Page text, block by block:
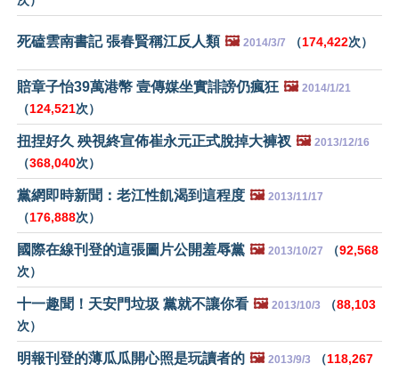
死磕雲南書記 張春賢稱江反人類 🖼️ 2014/3/7 （174,422次）
賠章子怡39萬港幣 壹傳媒坐實誹謗仍瘋狂 🖼️ 2014/1/21
（124,521次）
扭捏好久 殃視終宣佈崔永元正式脫掉大褲衩 🖼️ 2013/12/16
（368,040次）
黨網即時新聞：老江性飢渴到這程度 🖼️ 2013/11/17
（176,888次）
國際在線刊登的這張圖片公開羞辱黨 🖼️ 2013/10/27 （92,568
次）
十一趣聞！天安門垃圾 黨就不讓你看 🖼️ 2013/10/3 （88,103
次）
明報刊登的薄瓜瓜開心照是玩讀者的 🖼️ 2013/9/3 （118,267